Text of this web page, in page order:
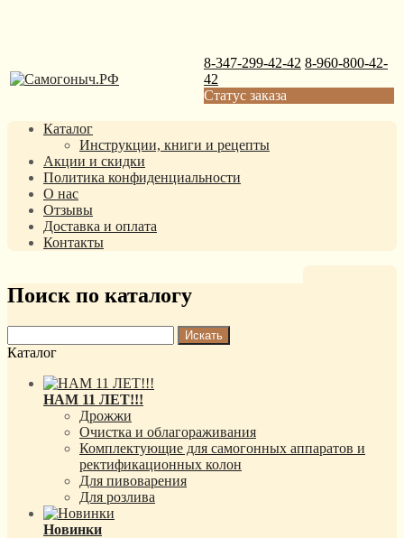
8-347-299-42-42 8-960-800-42-
42
Статус заказа
Каталог
Инструкции, книги и рецепты
Акции и скидки
Политика конфиденциальности
О нас
Отзывы
Доставка и оплата
Контакты
Поиск по каталогу
Каталог
НАМ 11 ЛЕТ!!!
Дрожжи
Очистка и облагораживания
Комплектующие для самогонных аппаратов и
ректификационных колон
Для пивоварения
Для розлива
Новинки